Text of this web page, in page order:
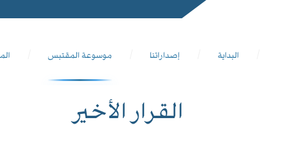
البداية إصداراتنا موسوعة المقتبس
القرار الأخير